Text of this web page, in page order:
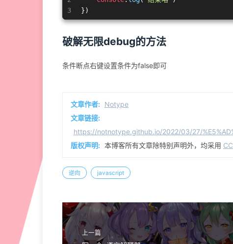
3
})
破解无限debug的方法
条件断点右键设置条件为false即可
文章作者: Notype
文章链接:
https://notnotype.github.io/2022/03/27/
版权声明: 本博客所有文章除特别声明外，均采用
逆向 javascript
上一篇